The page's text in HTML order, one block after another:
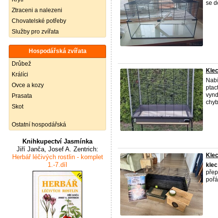
Ztraceni a nalezeni
Chovatelské potřeby
Služby pro zvířata
Hospodářská zvířata
Drůbež
Králíci
Ovce a kozy
Prasata
Skot
Ostatní hospodářská
Knihkupectví Jasmínka
Jiří Janča, Josef A. Zentrich:
Herbář léčivých rostlin - komplet
1.-7.díl
se
klec